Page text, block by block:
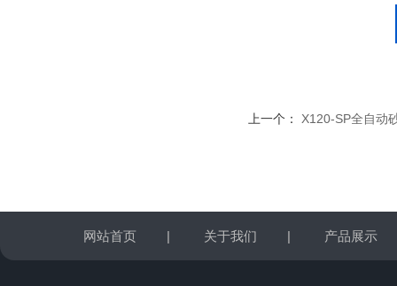
上一个： X120-SP全自动
网站首页 | 关于我们 | 产品展示